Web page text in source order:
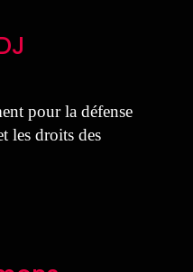
pour la défense
les droits des